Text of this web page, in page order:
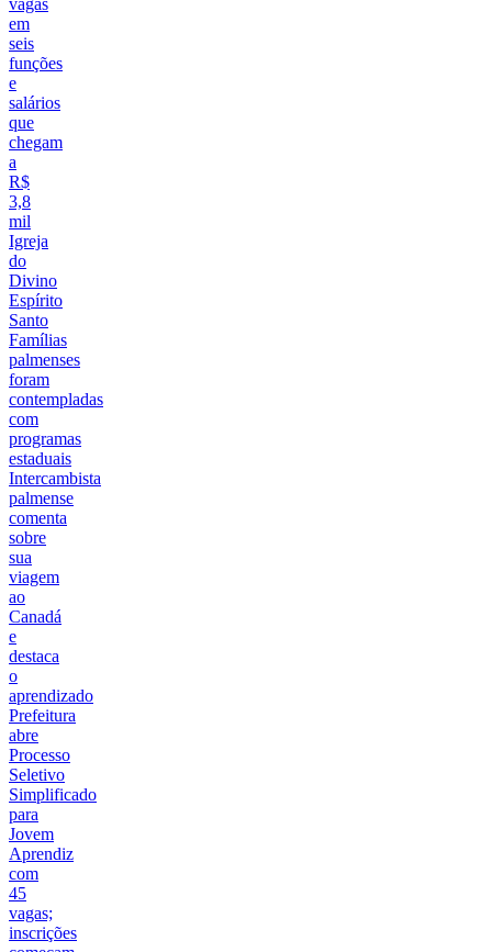
vagas
em
seis
funções
e
salários
que
chegam
a
R$
3,8
mil
Igreja
do
Divino
Espírito
Santo
Famílias
palmenses
foram
contempladas
com
programas
estaduais
Intercambista
palmense
comenta
sobre
sua
viagem
ao
Canadá
e
destaca
o
aprendizado
Prefeitura
abre
Processo
Seletivo
Simplificado
para
Jovem
Aprendiz
com
45
vagas;
inscrições